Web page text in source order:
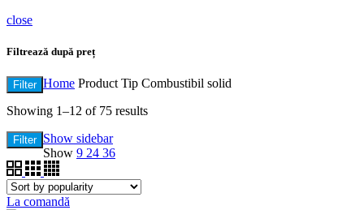
close
Filtrează după preț
Filter Home Product Tip Combustibil solid
Showing 1–12 of 75 results
Filter Show sidebar
Show 9 24 36
La comandă